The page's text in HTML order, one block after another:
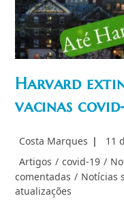
Harvard
vacinas
Autor
post:
Costa Marques
Post
11
Categoria
do
post:
Artigos / covid-19 /
comentadas / Notícias
atualizações